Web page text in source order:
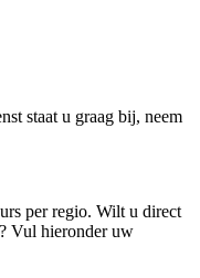
staat u graag bij, neem
per regio. Wilt u direct
Vul hieronder uw